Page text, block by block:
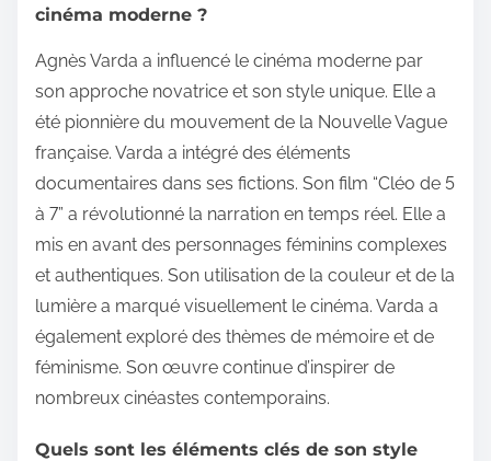
cinéma moderne ?
Agnès Varda a influencé le cinéma moderne par
son approche novatrice et son style unique. Elle a
été pionnière du mouvement de la Nouvelle Vague
française. Varda a intégré des éléments
documentaires dans ses fictions. Son film “Cléo de 5
à 7” a révolutionné la narration en temps réel. Elle a
mis en avant des personnages féminins complexes
et authentiques. Son utilisation de la couleur et de la
lumière a marqué visuellement le cinéma. Varda a
également exploré des thèmes de mémoire et de
féminisme. Son œuvre continue d’inspirer de
nombreux cinéastes contemporains.
Quels sont les éléments clés de son style